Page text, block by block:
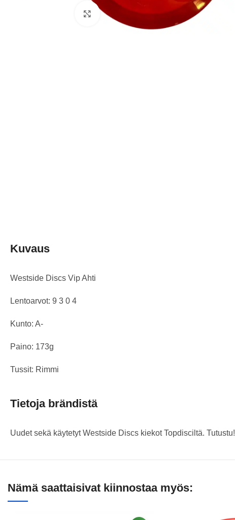
Klikkaa suuremmaksi
Kuvaus
Westside Discs Vip Ahti
Lentoarvot: 9 3 0 4
Kunto: A-
Paino: 173g
Tussit: Rimmi
Tietoja brändistä
Uudet sekä käytetyt Westside Discs kiekot Topdisciltä. Tutustu!
Nämä saattaisivat kiinnostaa myös: